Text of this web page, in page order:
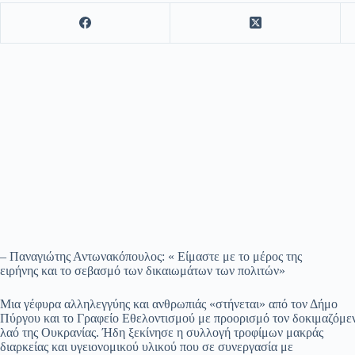
– Παναγιώτης Αντωνακόπουλος: « Είμαστε με το μέρος της
ειρήνης και το σεβασμό των δικαιωμάτων των πολιτών»
Μια γέφυρα αλληλεγγύης και ανθρωπιάς «στήνεται» από τον Δήμο
Πύργου και το Γραφείο Εθελοντισμού με προορισμό τον
λαό της Ουκρανίας. Ήδη ξεκίνησε η συλλογή τροφίμων μακράς
διαρκείας και υγειονομικού υλικού που σε συνεργασία με